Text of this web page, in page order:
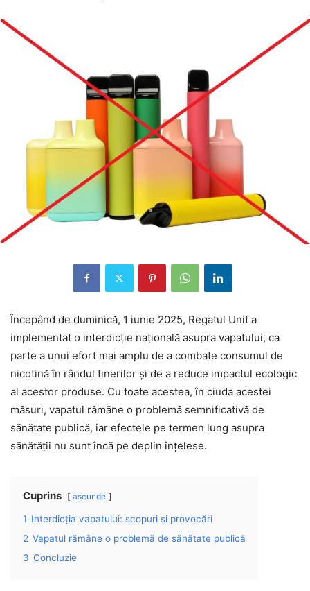
Începând de duminică, 1 iunie 2025, Regatul Unit a
implementat o interdicție națională asupra vapatului, ca
parte a unui efort mai amplu de a combate consumul de
nicotină în rândul tinerilor și de a reduce impactul ecologic
al acestor produse. Cu toate acestea, în ciuda acestei
măsuri, vapatul rămâne o problemă semnificativă de
sănătate publică, iar efectele pe termen lung asupra
sănătății nu sunt încă pe deplin înțelese.
Cuprins ascunde
1 Interdicția vapatului: scopuri și provocări
2 Vapatul rămâne o problemă de sănătate publică
3 Concluzie